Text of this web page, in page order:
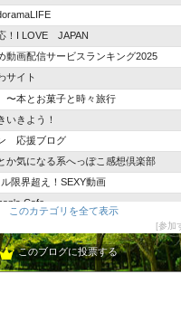
！I LOVE JAPAN
動画配信サービスランキング2025
サイト
本とお菓子と時々旅行
いきよう！
応援ブログ
か気になる系へっぽこ感想倶楽部
限界超え！SEXY動画
Cafe
joho〜スポーツ、イベント情報発信ブログ〜
の ものづくり日記
ターの目線blog
このカテゴリを全て表示
参加
このブログに投票する